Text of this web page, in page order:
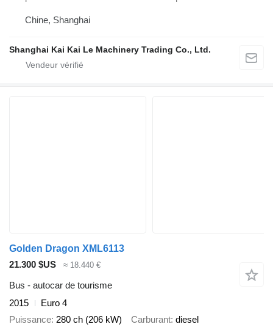
Chine, Shanghai
Shanghai Kai Kai Le Machinery Trading Co., Ltd.
Golden Dragon XML6113
21.300 $US
≈ 18.440 €
Bus - autocar de tourisme
2015
Euro 4
Puissance 280 ch (206 kW) Carburant diesel